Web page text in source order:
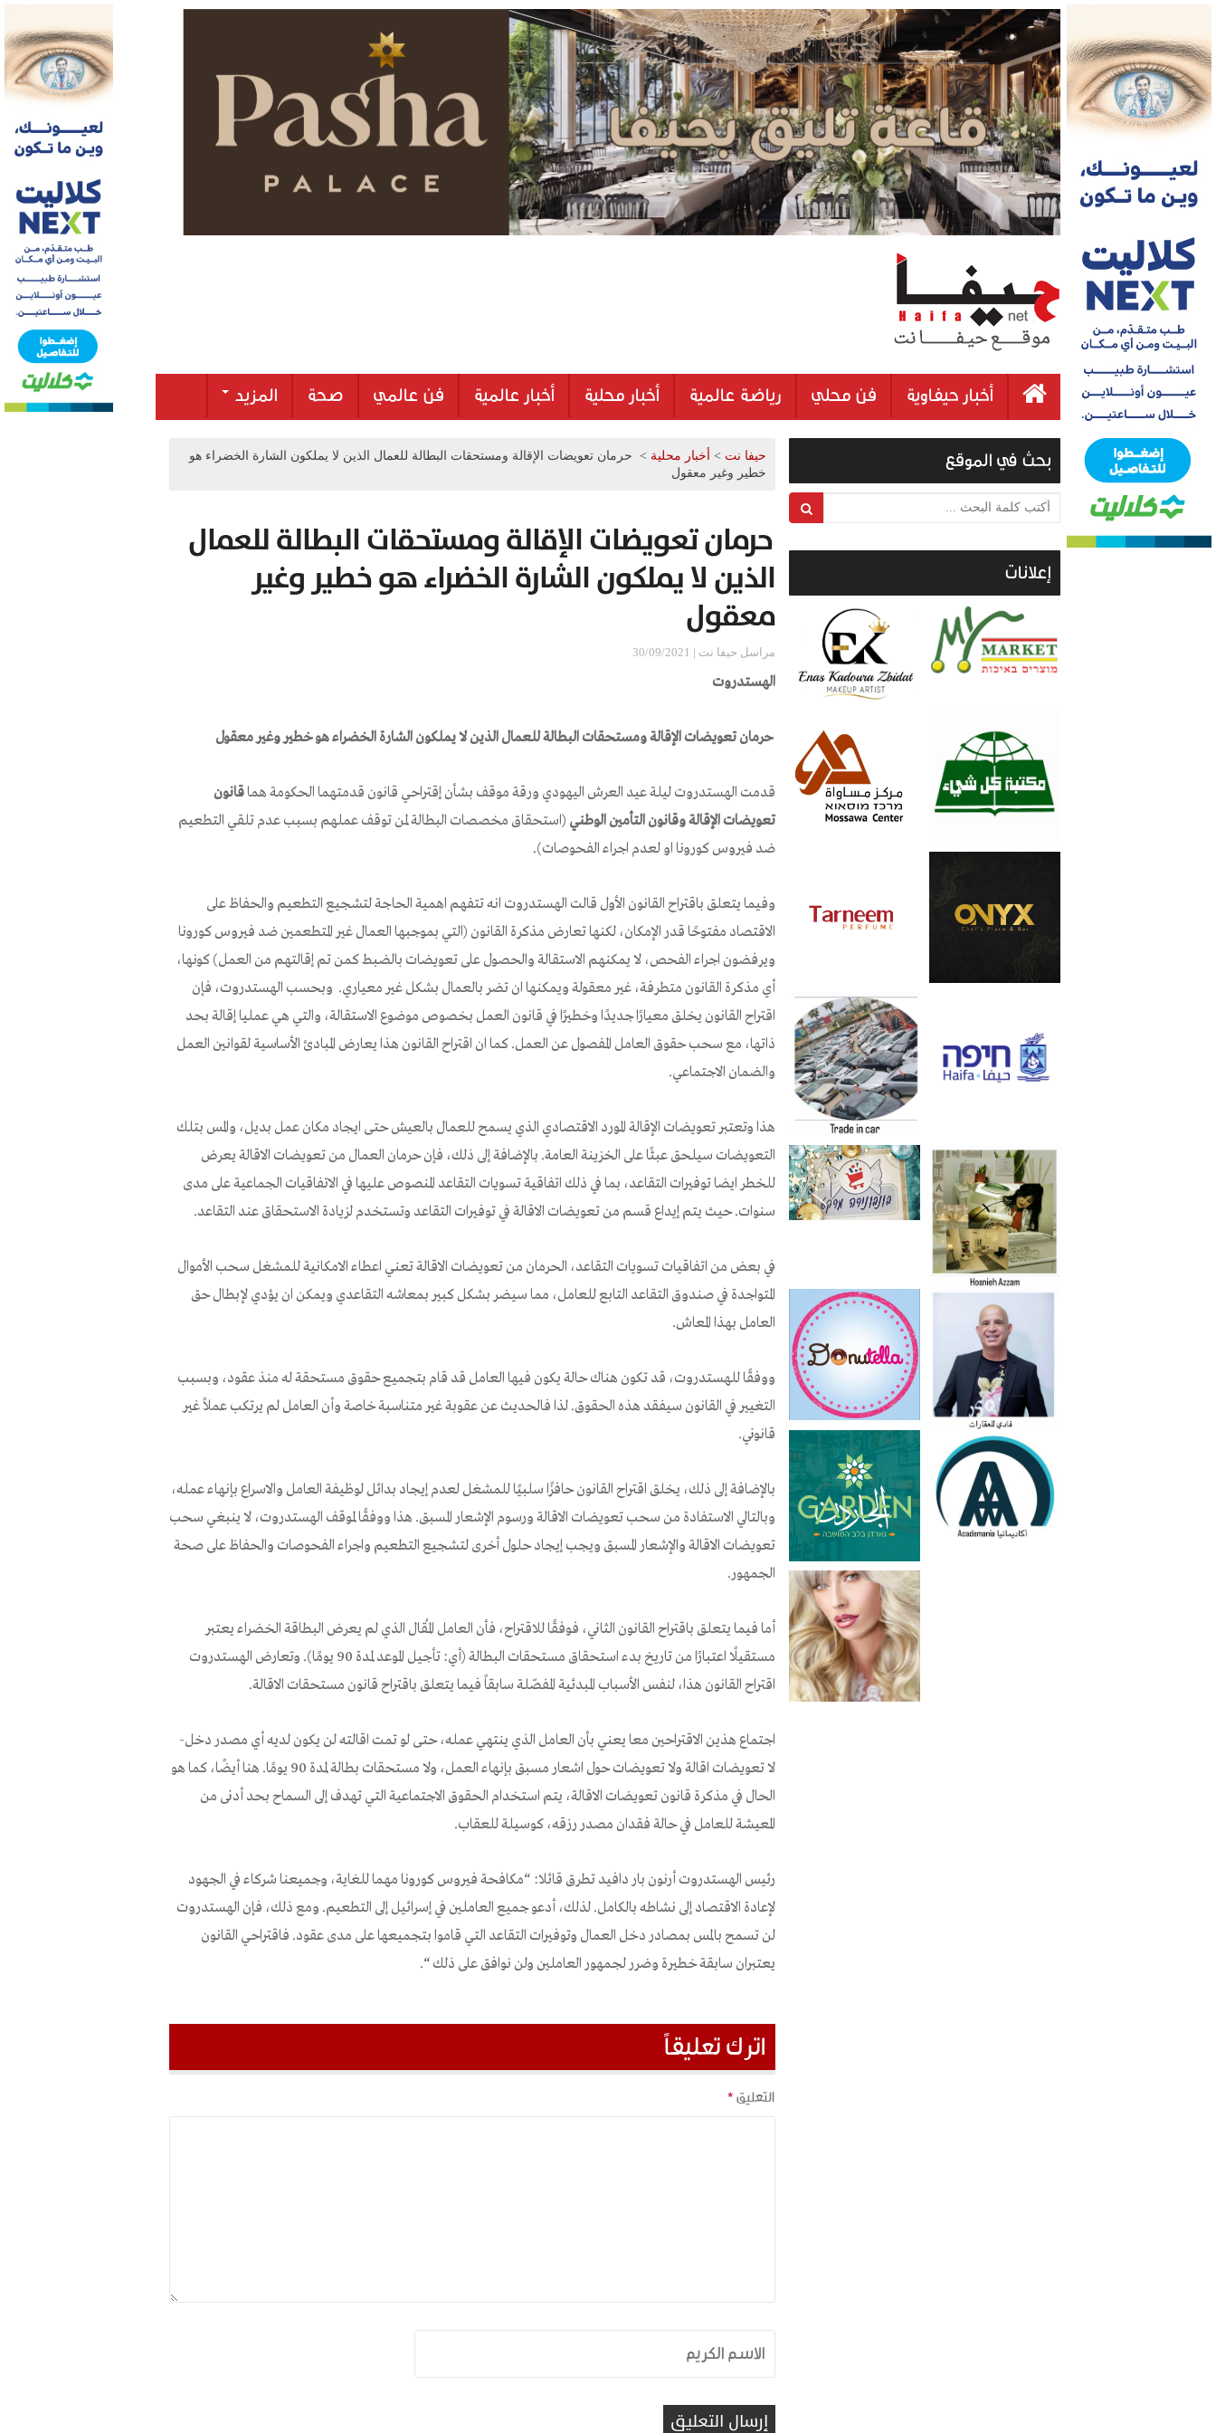
أخبار حيفاوية فن محلي رياضة عالمية أخبار محلية أخبار عالمية فن عالمي صحة المزيد
حيفا نت > أخبار محلية > حرمان تعويضات الإقالة ومستحقات البطالة للعمال الذين لا يملكون الشارة الخضراء هو
خطير وغير معقول
حرمان تعويضات الإقالة ومستحقات البطالة للعمال
الذين لا يملكون الشارة الخضراء هو خطير وغير
معقول
مراسل حيفا نت | 30/09/2021
الهستدروت
حرمان تعويضات الإقالة ومستحقات البطالة للعمال الذين لا يملكون الشارة الخضراء هو خطير وغير معقول
قدمت الهستدروت ليلة عيد العرش اليهودي ورقة موقف بشأن إقتراحي قانون قدمتهما الحكومة هماقانون
تعويضات الإقالة وقانون التأمين الوطني (استحقاق مخصصات البطالة لمن توقف عملهم بسبب عدم تلقي التطعيم
ضد فيروس كورونا او لعدم اجراء الفحوصات).
وفيما يتعلق باقتراح القانون الأول قالت الهستدروت انه تتفهم اهمية الحاجة لتشجيع التطعيم والحفاظ على
الاقتصاد مفتوحًا قدر الإمكان، لكنها تعارض مذكرة القانون (التي بموجبها العمال غير المتطعمين ضد فيروس كورونا
ويرفضون اجراء الفحص، لا يمكنهم الاستقالة والحصول على تعويضات بالضبط كمن تم إقالتهم من العمل) كونها،
أي مذكرة القانون متطرفة، غير معقولة ويمكنها ان تضر بالعمال بشكل غير معياري. وبحسب الهستدروت، فإن
اقتراح القانون يخلق معيارًا جديدًا وخطيرًا في قانون العمل بخصوص موضوع الاستقالة، والتي هي عمليا إقالة بحد
ذاتها، مع سحب حقوق العامل المفصول عن العمل. كما ان اقتراح القانون هذا يعارض المبادئ الأساسية لقوانين العمل
والضمان الاجتماعي.
هذا وتعتبر تعويضات الإقالة المورد الاقتصادي الذي يسمح للعمال بالعيش حتى ايجاد مكان عمل بديل، والمس بتلك
التعويضات سيلحق عبئًا على الخزينة العامة. بالإضافة إلى ذلك، فإن حرمان العمال من تعويضات الاقالة يعرض
للخطر ايضا توفيرات التقاعد، بما في ذلك اتفاقية تسويات التقاعد المنصوص عليها في الاتفاقيات الجماعية على مدى
سنوات. حيث يتم إيداع قسم من تعويضات الاقالة في توفيرات التقاعد وتستخدم لزيادة الاستحقاق عند التقاعد.
في بعض من اتفاقيات تسويات التقاعد، الحرمان من تعويضات الاقالة تعني اعطاء الامكانية للمشغل سحب الأموال
المتواجدة في صندوق التقاعد التابع للعامل، مما سيضر بشكل كبير بمعاشه التقاعدي ويمكن ان يؤدي لإبطال حق
العامل بهذا المعاش.
ووفقًا للهستدروت، قد تكون هناك حالة يكون فيها العامل قد قام بتجميع حقوق مستحقة له منذ عقود، وبسبب
التغيير في القانون سيفقد هذه الحقوق. لذا فالحديث عن عقوبة غير متناسبة خاصة وأن العامل لم يرتكب عملاً غير
قانوني.
بالإضافة إلى ذلك، يخلق اقتراح القانون حافزًا سلبيًا للمشغل لعدم إيجاد بدائل لوظيفة العامل والاسراع بإنهاء عمله،
وبالتالي الاستفادة من سحب تعويضات الاقالة ورسوم الإشعار المسبق. هذا ووفقًا لموقف الهستدروت، لا ينبغي سحب
تعويضات الاقالة والإشعار المسبق ويجب إيجاد حلول أخرى لتشجيع التطعيم واجراء الفحوصات والحفاظ على صحة
الجمهور.
أما فيما يتعلق باقتراح القانون الثاني، فوفقًا للاقتراح، فأن العامل المُقال الذي لم يعرض البطاقة الخضراء يعتبر
مستقيلًا اعتبارًا من تاريخ بدء استحقاق مستحقات البطالة (أي: تأجيل الموعد لمدة 90 يومًا). وتعارض الهستدروت
اقتراح القانون هذا، لنفس الأسباب المبدئية المفصّلة سابقاً فيما يتعلق باقتراح قانون مستحقات الاقالة.
اجتماع هذين الاقتراحين معا يعني بأن العامل الذي ينتهي عمله، حتى لو تمت اقالته لن يكون لديه أي مصدر دخل-
لا تعويضات اقالة ولا تعويضات حول اشعار مسبق بإنهاء العمل، ولا مستحقات بطالة لمدة 90 يومًا. هنا أيضًا، كما هو
الحال في مذكرة قانون تعويضات الاقالة، يتم استخدام الحقوق الاجتماعية التي تهدف إلى السماح بحد أدنى من
المعيشة للعامل في حالة فقدان مصدر رزقه، كوسيلة للعقاب.
رئيس الهستدروت أرنون بار دافيد تطرق قائلا: “مكافحة فيروس كورونا مهما للغاية، وجميعنا شركاء في الجهود
لإعادة الاقتصاد إلى نشاطه بالكامل. لذلك، أدعو جميع العاملين في إسرائيل إلى التطعيم. ومع ذلك، فإن الهستدروت
لن تسمح بالمس بمصادر دخل العمال وتوفيرات التقاعد التي قاموا بتجميعها على مدى عقود. فاقتراحي القانون
يعتبران سابقة خطيرة وضرر لجمهور العاملين ولن نوافق على ذلك “.
اترك تعليقاً
التعليق*
بحث في الموقع
أكتب كلمة البحث ...
إعلانات